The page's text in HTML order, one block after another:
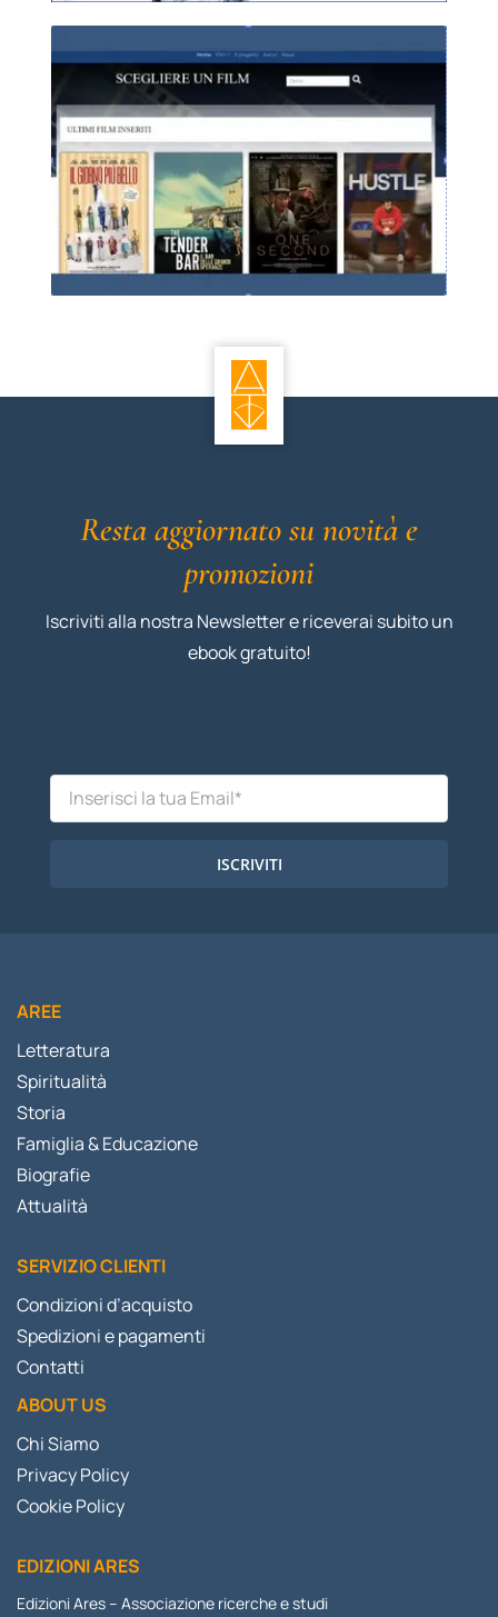
Resta aggiornato su novità e
promozioni
Iscriviti alla nostra Newsletter e riceverai subito un
ebook gratuito!
ISCRIVITI
AREE
Letteratura
Spiritualità
Storia
Famiglia & Educazione
Biografie
Attualità
SERVIZIO CLIENTI
Condizioni d’acquisto
Spedizioni e pagamenti
Contatti
ABOUT US
Chi Siamo
Privacy Policy
Cookie Policy
EDIZIONI ARES
Edizioni Ares – Associazione ricerche e studi